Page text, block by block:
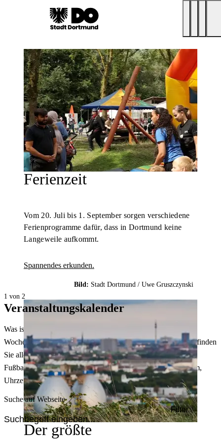
Ferienzeit
Vom 20. Juli bis 1. September sorgen verschiedene
Ferienprogramme dafür, dass in Dortmund keine
Langeweile aufkommt.
Spannendes erkunden.
Bild: Stadt Dortmund / Uwe Gruszczynski
Der größte
1 von 2
Veranstaltungskalender
Was ist heute in Dortmund los? Welche Konzerte gibt es am
Wochenende? Im größten Veranstaltungskalender Dortmunds finden
Sie alle Events – von der Stadt- oder Museumsführung übers
Fußballspiel bis zum Flohmarkt. Sie können dabei nach Datum,
Uhrzeit, Ort oder Art der Veranstaltung auswählen. Viel Spaß!
Suche auf Webseite
Filter